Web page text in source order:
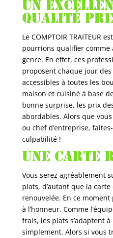
Un
qualité
Le COMPTOIR TRAITEUR
pourrions qualifier comme
genre. En effet, ces
proposent chaque jour
accessibles à toutes les
maison et cuisiné à base
bonne surprise, les prix
abordables. Alors que
ou chef d’entreprise,
culpabilité !
Une carte
Vous serez agréablement
plats, d’autant que la
renouvelée. En ce moment
à l’honneur. Comme
frais, les plats s’adaptent
simplement. Alors si vous